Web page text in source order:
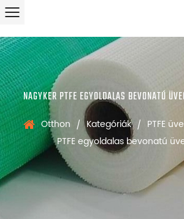
NAGYKER PTFE EGYOLDALAS BEVONATÚ
Otthon / Kategóriák / PTFE
PTFE egyoldalas bevonatú